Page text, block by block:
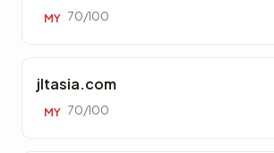
MY 70/100
jltasia.com
MY 70/100